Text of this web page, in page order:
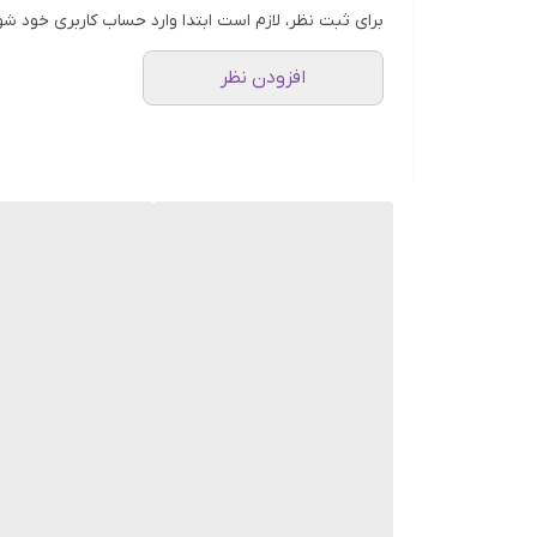
برای ثبت نظر، لازم است ابتدا وارد حساب کاربری خود
افزودن نظر